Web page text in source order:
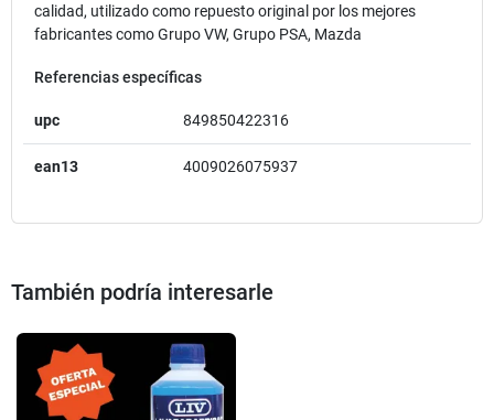
calidad, utilizado como repuesto original por los mejores
fabricantes como Grupo VW, Grupo PSA, Mazda
Referencias específicas
upc 849850422316
ean13 4009026075937
También podría interesarle